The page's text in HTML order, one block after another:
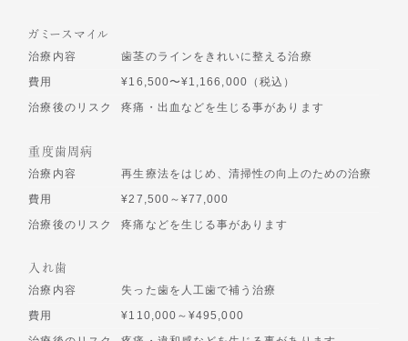
ガミースマイル
治療内容
歯茎のラインをきれいに整える治療
費用
¥16,500〜¥1,166,000（税込）
治療後のリスク
疼痛・出血などを生じる事があります
重度歯周病
治療内容
再生療法をはじめ、清掃性の向上のための治療
費用
¥27,500～¥77,000
治療後のリスク
疼痛などを生じる事があります
入れ歯
治療内容
失った歯を人工歯で補う治療
費用
¥110,000～¥495,000